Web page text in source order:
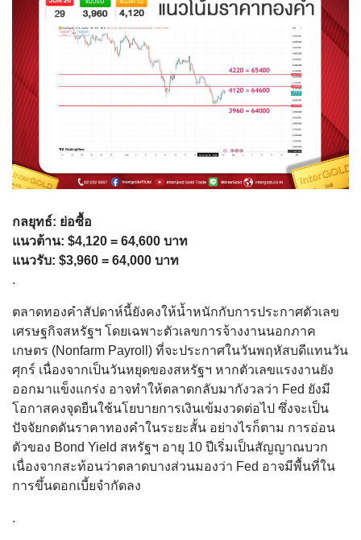
กลยุทธ์: ย่อซื้อ
แนวต้าน: $4,120 = 64,600 บาท
แนวรับ: $3,960 = 64,000 บาท
.
ตลาดทองคำสัปดาห์นี้ยังคงให้น้ำหนักกับการประกาศตัวเลข
เศรษฐกิจสหรัฐฯ โดยเฉพาะตัวเลขการจ้างงานนอกภาค
เกษตร (Nonfarm Payroll) ที่จะประกาศในวันพฤหัสบดีแทนวัน
ศุกร์ เนื่องจากเป็นวันหยุดของสหรัฐฯ หากตัวเลขแรงงานยัง
ออกมาแข็งแกร่ง อาจทำให้ตลาดกลับมากังวลว่า Fed ยังมี
โอกาสคงจุดยืนใช้นโยบายการเงินเข้มงวดต่อไป ซึ่งจะเป็น
ปัจจัยกดดันราคาทองคำในระยะสั้น อย่างไรก็ตาม การอ่อน
ตัวของ Bond Yield สหรัฐฯ อายุ 10 ปีเริ่มเป็นสัญญาณบวก
เนื่องจากสะท้อนว่าตลาดบางส่วนมองว่า Fed อาจมีพื้นที่ใน
การขึ้นดอกเบี้ยจำกัดลง
.